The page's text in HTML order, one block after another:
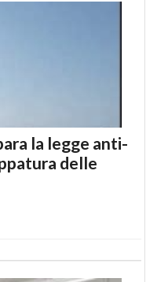
la legge anti-
delle